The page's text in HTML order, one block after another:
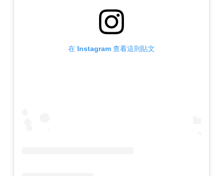
在 Instagram 查看這則貼文